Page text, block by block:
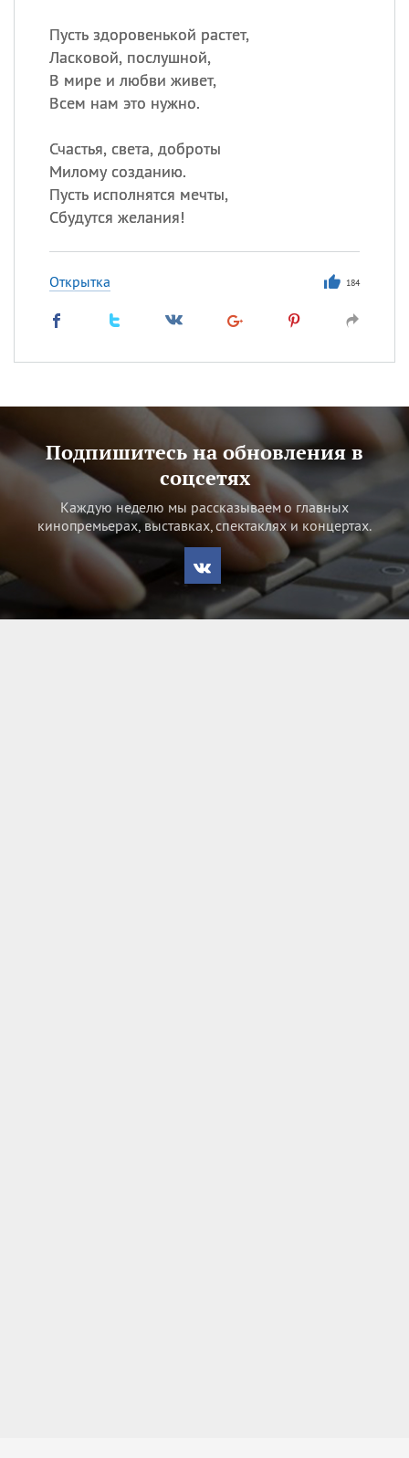
Пусть здоровенькой растет,
Ласковой, послушной,
В мире и любви живет,
Всем нам это нужно.
Счастья, света, доброты
Милому созданию.
Пусть исполнятся мечты,
Сбудутся желания!
Открытка 184
Подпишитесь на обновления в
соцсетях
Каждую неделю мы рассказываем о главных
кинопремьерах, выставках, спектаклях и концертах.